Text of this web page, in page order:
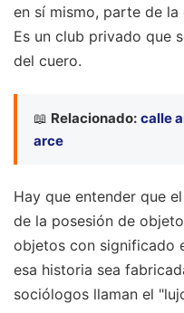
en sí mismo, parte de
Es un club privado que
del cuero.
📖 Relacionado: calle
arce
Hay que entender que
de la posesión de
objetos con significado
esa historia sea
sociólogos llaman el